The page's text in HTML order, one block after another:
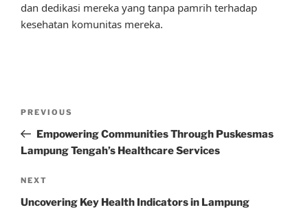
dan dedikasi mereka yang tanpa pamrih terhadap
kesehatan komunitas mereka.
Previous
Post
PREVIOUS
Empowering Communities Through Puskesmas
Lampung Tengah’s Healthcare Services
Next
Post
NEXT
Uncovering Key Health Indicators in Lampung